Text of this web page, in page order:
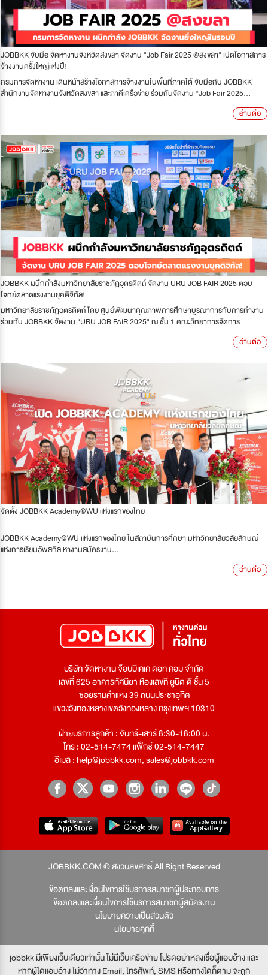
JOBBKK จับมือ จัดหางานจังหวัดสงขลา จัดงาน "Job Fair 2025 @สงขลา" เปิดโอกาสการ
จ้างงานครั้งใหญ่แห่งปี!
กรมการจัดหางาน เดินหน้าสร้างโอกาสการจ้างงานในพื้นที่ภาคใต้ จับมือกับ JOBBKK
สำนักงานจัดหางานจังหวัดสงขลา และภาคีเครือข่าย ร่วมกันจัดงาน “Job Fair 2025...
อ่านต่อ
JOBBKK ผนึกกำลังมหาวิทยาลัยราชภัฏอุตรดิตถ์ จัดงาน URU JOB FAIR 2025 ตอบ
โจทย์ตลาดแรงงานยุคดิจิทัล!
มหาวิทยาลัยราชภัฏอุตรดิตถ์ โดย ศูนย์พัฒนาคุณภาพการศึกษาบูรณาการกับการทำงาน
ร่วมกับ JOBBKK จัดงาน "URU JOB FAIR 2025" ณ ชั้น 1 คณะวิทยาการจัดการ
อ่านต่อ
จัดตั้ง JOBBKK Academy@WU แห่งแรกของไทย
JOBBKK Academy@WU แห่งแรกของไทย ในสถาบันการศึกษา มหาวิทยาลัยวลัยลักษณ์
แห่งการเรียนอัพสกิล หางานสมัครงาน...
อ่านต่อ
บริษัท จัดหางาน จ๊อบบีเคเค ดอท คอม จำกัด
เลขที่ 625 อาคารทัศนียา ห้องเลขที่ ยูนิต ดี ชั้น 5
ซอยรามคำแหง 39 ถนนประชาอุทิศ
แขวงวังทองหลางเขตวังทองหลาง กรุงเทพฯ 10310
ฝ่ายบริการลูกค้า : จันทร์-เสาร์ 8:30-18:00 น.
โทร : 02-514-7474 แฟ็กซ์ 02-514-7447
อีเมล :help@jobbkk.com,sales@jobbkk.com
JOBBKK.COM © สงวนลิขสิทธิ์ All Right Reserved
ข้อตกลงและเงื่อนไขการใช้บริการสมาชิกผู้ประกอบการ
ข้อตกลงและเงื่อนไขการใช้บริการสมาชิกผู้สมัครงาน
นโยบายความเป็นส่วนตัว
นโยบายคุกกี้
jobbkk มีเพียงเว็บเดียวเท่านั้น ไม่มีเว็บเครือข่าย โปรดอย่าหลงเชื่อผู้แอบอ้าง และ
หากผู้ใดแอบอ้าง ไม่ว่าทาง Email, โทรศัพท์, SMS หรือทางใดก็ตาม จะถูก